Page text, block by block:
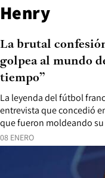
Henry
08 ENERO
La leyenda del fútbol
entrevista que concedió
que fueron moldeando
La brutal
golpea al mundo
tiempo”